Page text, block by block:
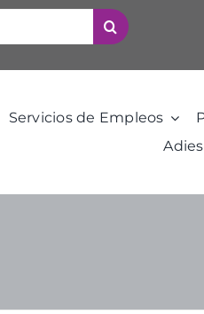
Servicios de Empleos